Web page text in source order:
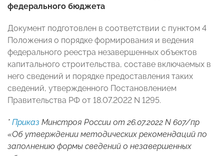
федерального бюджета
Документ подготовлен в соответствии с пунктом 4
Положения о порядке формирования и ведения
федерального реестра незавершенных объектов
капитального строительства, составе включаемых в
него сведений и порядке предоставления таких
сведений, утвержденного Постановлением
Правительства РФ от 18.07.2022 N 1295.
* Приказ Минстроя России от 26.07.2022 N 607/пр
«Об утверждении методических рекомендаций по
заполнению формы сведений о незавершенных